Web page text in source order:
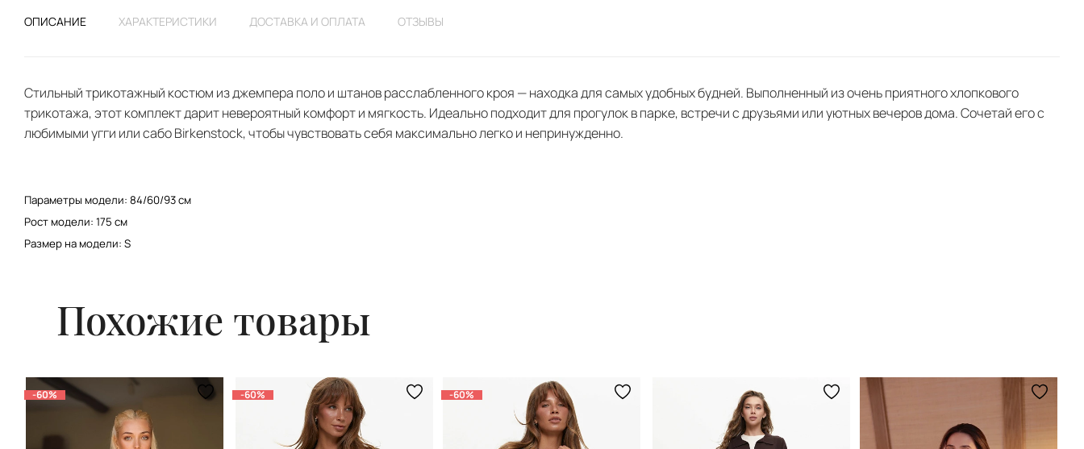
ОПИСАНИЕ ХАРАКТЕРИСТИКИ ДОСТАВКА И ОПЛАТА ОТЗЫВЫ
Стильный трикотажный костюм из джемпера поло и штанов расслабленного кроя — находка для самых удобных будней. Выполненный из очень приятного хлопкового
трикотажа, этот комплект дарит невероятный комфорт и мягкость. Идеально подходит для прогулок в парке, встречи с друзьями или уютных вечеров дома. Сочетай его с
любимыми угги или сабо Birkenstock, чтобы чувствовать себя максимально легко и непринужденно.
Параметры модели: 84/60/93см
Рост модели: 175 см
Размер на модели: S
Похожие товары
-60% -60% -60%